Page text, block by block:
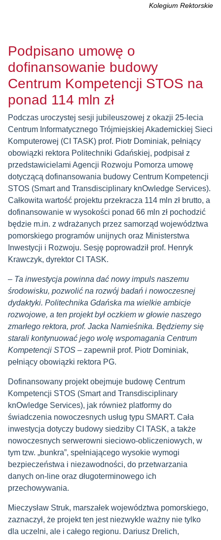
Kolegium Rektorskie
Podpisano umowę o
dofinansowanie budowy
Centrum Kompetencji STOS na
ponad 114 mln zł
Podczas uroczystej sesji jubileuszowej z okazji 25-lecia
Centrum Informatycznego Trójmiejskiej Akademickiej Sieci
Komputerowej (CI TASK) prof. Piotr Dominiak, pełniący
obowiązki rektora Politechniki Gdańskiej, podpisał z
przedstawicielami Agencji Rozwoju Pomorza umowę
dotyczącą dofinansowania budowy Centrum Kompetencji
STOS (Smart and Transdisciplinary knOwledge Services).
Całkowita wartość projektu przekracza 114 mln zł brutto, a
dofinansowanie w wysokości ponad 66 mln zł pochodzić
będzie m.in. z wdrażanych przez samorząd województwa
pomorskiego programów unijnych oraz Ministerstwa
Inwestycji i Rozwoju. Sesję poprowadził prof. Henryk
Krawczyk, dyrektor CI TASK.
– Ta inwestycja powinna dać nowy impuls naszemu
środowisku, pozwolić na rozwój badań i nowoczesnej
dydaktyki. Politechnika Gdańska ma wielkie ambicje
rozwojowe, a ten projekt był oczkiem w głowie naszego
zmarłego rektora, prof. Jacka Namieśnika. Będziemy się
starali kontynuować jego wolę wspomagania Centrum
Kompetencji STOS – zapewnił prof. Piotr Dominiak,
pełniący obowiązki rektora PG.
Dofinansowany projekt obejmuje budowę Centrum
Kompetencji STOS (Smart and Transdisciplinary
knOwledge Services), jak również platformy do
świadczenia nowoczesnych usług typu SMART. Cała
inwestycja dotyczy budowy siedziby CI TASK, a także
nowoczesnych serwerowni sieciowo-obliczeniowych, w
tym tzw. „bunkra”, spełniającego wysokie wymogi
bezpieczeństwa i niezawodności, do przetwarzania
danych on-line oraz długoterminowego ich
przechowywania.
Mieczysław Struk, marszałek województwa pomorskiego,
zaznaczył, że projekt ten jest niezwykle ważny nie tylko
dla uczelni, ale i całego regionu. Dariusz Drelich,